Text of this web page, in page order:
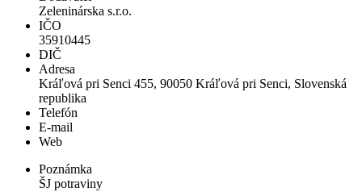
Zeleninárska s.r.o.
IČO
35910445
DIČ
Adresa
Kráľová pri Senci 455, 90050 Kráľová pri Senci, Slovenská
republika
Telefón
E-mail
Web
Poznámka
ŠJ potraviny